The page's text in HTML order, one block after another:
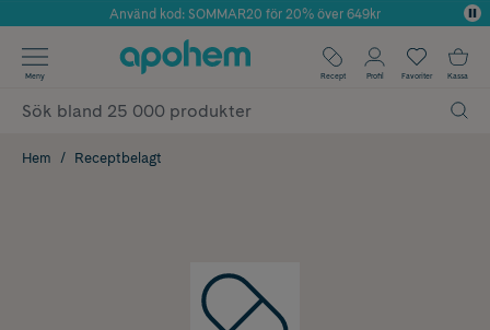
Årets Butik 2025 inom Skönhet
Använd kod: SOMMAR20 för 20% över 649kr
✓ Fri frakt
✓ Poäng på alla köp*
Meny Recept Profil Favoriter Kassa
Hem Receptbelagt